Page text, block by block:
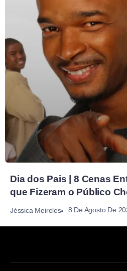
Dia dos Pais | 8 Cenas
que Fizeram o Público
Jéssica Meireles 8 De Agosto De